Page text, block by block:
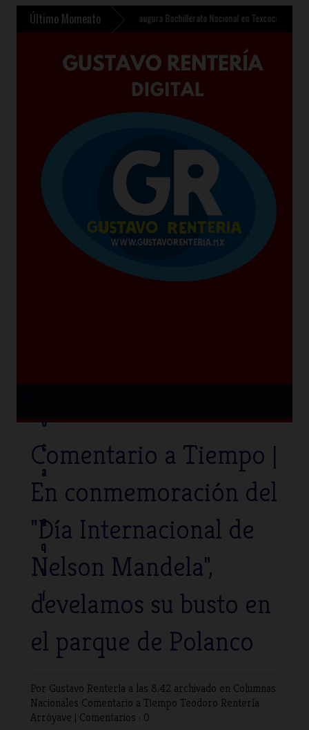
Último Momento
»Sheinbaum inaugura Bachillerato Nacional en Texcoco y anuncia 400 mil
o
c
a
a
q
u
í
Comentario a Tiempo |
En conmemoración del
"Día Internacional de
Nelson Mandela",
develamos su busto en
el parque de Polanco
Por Gustavo Rentería a las 8:42 archivado en Columnas
Nacionales Comentario a Tiempo Teodoro Rentería
Arróyave | Comentarios : 0